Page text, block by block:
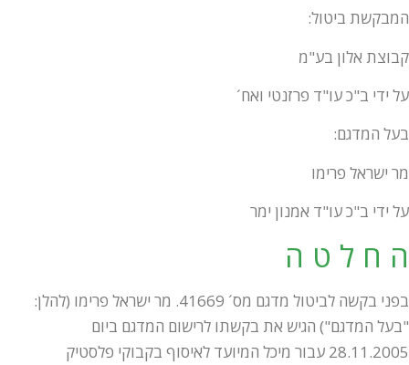
המבקשת ביטול:
קבוצת אלון בע"מ
על ידי ב"כ עו"ד פרזנטי ואח´
בעל המדגם:
מר ישראל פרימו
על ידי ב"כ עו"ד אמנון ימר
ה ח ל ט ה
בפני בקשה לביטול מדגם מס´ 41669. מר ישראל פרימו (להלן:
"בעל המדגם") הגיש את בקשתו לרישום המדגם ביום
28.11.2005 עבור מיכל המיועד לאיסוף בקבוקי פלסטיק